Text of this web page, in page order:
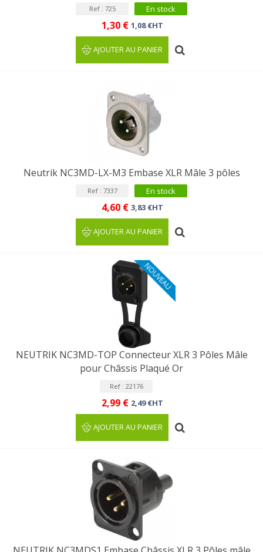
Ref : 725 En stock
1,30 € 1,08 €HT
AJOUTER AU PANIER
Neutrik NC3MD-LX-M3 Embase XLR Mâle 3 pôles
Ref : 7337 En stock
4,60 € 3,83 €HT
AJOUTER AU PANIER
NOUVEAU
NEUTRIK NC3MD-TOP Connecteur XLR 3 Pôles Mâle
pour Châssis Plaqué Or
Ref : 22176
2,99 € 2,49 €HT
AJOUTER AU PANIER